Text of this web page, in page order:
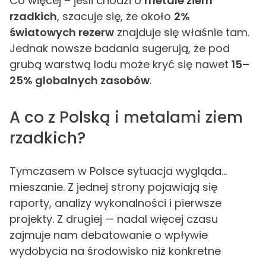
rzadkich, szacuje się, że około 2%
światowych rezerw znajduje się właśnie tam.
Jednak nowsze badania sugerują, że pod
grubą warstwą lodu może kryć się nawet 15–
25% globalnych zasobów.
A co z Polską i metalami ziem
rzadkich?
Tymczasem w Polsce sytuacja wygląda…
mieszanie. Z jednej strony pojawiają się
raporty, analizy wykonalności i pierwsze
projekty. Z drugiej — nadal więcej czasu
zajmuje nam debatowanie o wpływie
wydobycia na środowisko niż konkretne